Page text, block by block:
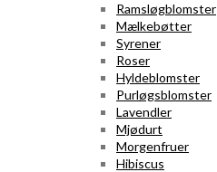
Ramsløgblomster
Mælkebøtter
Syrener
Roser
Hyldeblomster
Purløgsblomster
Lavendler
Mjødurt
Morgenfruer
Hibiscus